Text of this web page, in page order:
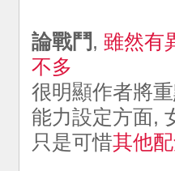
論戰鬥, 雖然有
不多
很明顯作者將
能力設定方面,
只是可惜其他